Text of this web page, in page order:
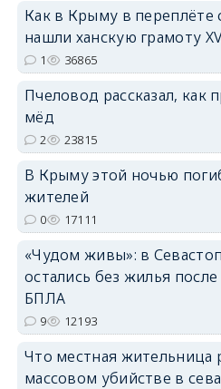
Как в Крыму в переплёте
нашли ханскую грамоту
1 36865
Пчеловод рассказал, как
мёд
2 23815
В Крыму этой ночью
жителей
0 17111
«Чудом живы»: в
остались без жилья
БПЛА
9 12193
Что местная жительница
массовом убийстве в